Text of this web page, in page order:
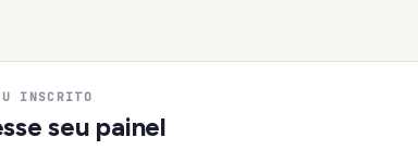
INSCRITO
seu painel